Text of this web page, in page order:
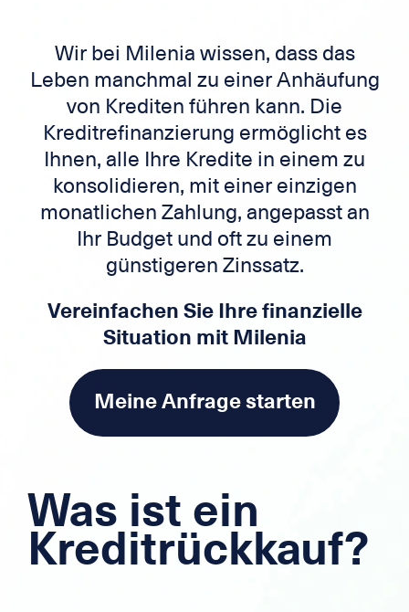
Wir bei Milenia wissen, dass das
Leben manchmal zu einer Anhäufung
von Krediten führen kann. Die
Kreditrefinanzierung ermöglicht es
Ihnen, alle Ihre Kredite in einem zu
konsolidieren, mit einer einzigen
monatlichen Zahlung, angepasst an
Ihr Budget und oft zu einem
günstigeren Zinssatz.
Vereinfachen Sie Ihre finanzielle
Situation mit Milenia
Meine Anfrage starten
Was ist ein
Kreditrückkauf?